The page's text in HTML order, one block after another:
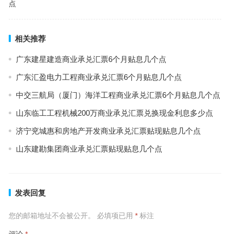
点
相关推荐
广东建星建造商业承兑汇票6个月贴息几个点
广东汇盈电力工程商业承兑汇票6个月贴息几个点
中交三航局（厦门）海洋工程商业承兑汇票6个月贴息几个点
山东临工工程机械200万商业承兑汇票兑换现金利息多少点
济宁兖城惠和房地产开发商业承兑汇票贴现贴息几个点
山东建勘集团商业承兑汇票贴现贴息几个点
发表回复
您的邮箱地址不会被公开。 必填项已用 *标注